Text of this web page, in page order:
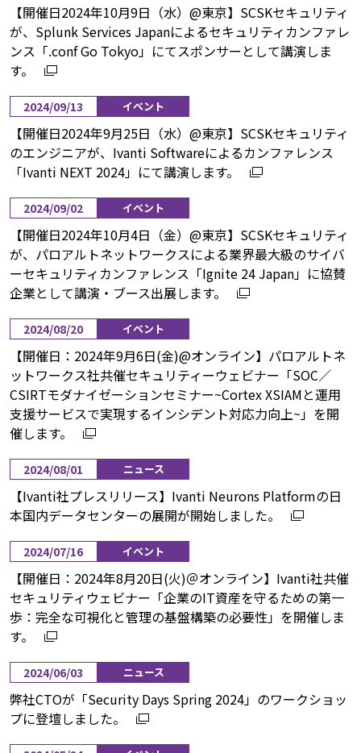
【開催日2024年10月9日（水）@東京】SCSKセキュリティ
が、Splunk Services Japanによるセキュリティカンファレ
ンス「.conf Go Tokyo」にてスポンサーとして講演しま
す。
2024/09/13 イベント
【開催日2024年9月25日（水）@東京】SCSKセキュリティ
のエンジニアが、Ivanti Softwareによるカンファレンス
「Ivanti NEXT 2024」にて講演します。
2024/09/02 イベント
【開催日2024年10月4日（金）@東京】SCSKセキュリティ
が、パロアルトネットワークスによる業界最大級のサイバ
ーセキュリティカンファレンス「Ignite 24 Japan」に協賛
企業として講演・ブース出展します。
2024/08/20 イベント
【開催日：2024年9月6日(金)@オンライン】パロアルトネ
ットワークス社共催セキュリティーウェビナー「SOC／
CSIRTモダナイゼーションセミナー~Cortex XSIAMと運用
支援サービスで実現するインシデント対応力向上~」を開
催します。
2024/08/01 ニュース
【Ivanti社プレスリリース】Ivanti Neurons Platformの日
本国内データセンターの展開が開始しました。
2024/07/16 イベント
【開催日：2024年8月20日(火)＠オンライン】Ivanti社共催
セキュリティウェビナー「企業のIT資産を守るための第一
歩：完全な可視化と管理の基盤構築の必要性」を開催しま
す。
2024/06/03 ニュース
弊社CTOが「Security Days Spring 2024」のワークショッ
プに登壇しました。